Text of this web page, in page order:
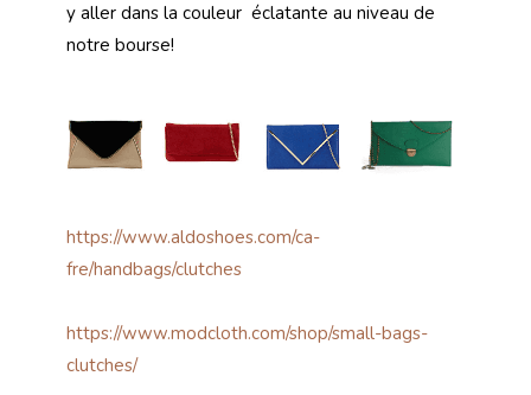
y aller dans la couleur éclatante au niveau de
notre bourse!
https://www.aldoshoes.com/ca-
fre/handbags/clutches
https://www.modcloth.com/shop/small-bags-
clutches/